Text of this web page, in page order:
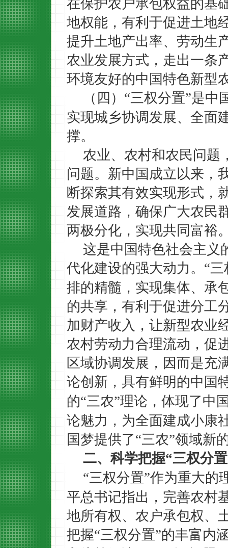
在保护农户承包权益的基
地权能，有利于促进土地
提升土地产出率、劳动生
农业发展方式，走出一条
环境友好的中国特色新型
（四） “三权分置”是中
实现城乡协调发展、全面
撑。
农业、农村和农民问题
问题。新中国成立以来，
断探索其有效实现形式，
发展道路，确保广大农民
两极分化，实现共同富裕
这是中国特色社会主义
代化建设的强大动力。 “三
排的精髓，实现集体、承
的共享，有利于促进分工
加财产收入，让新型农业
农村劳动力合理流动，促
区域协调发展，因而是充
论创新，具有鲜明的中国
的“三农”理论，体现了中
论魅力，为全面建成小康
国梦提供了“三农”领域新
二、科学把握“三权分置
“三权分置”作为重大的
平总书记指出，完善农村
地所有权、农户承包权、
把握“三权分置”的丰富内